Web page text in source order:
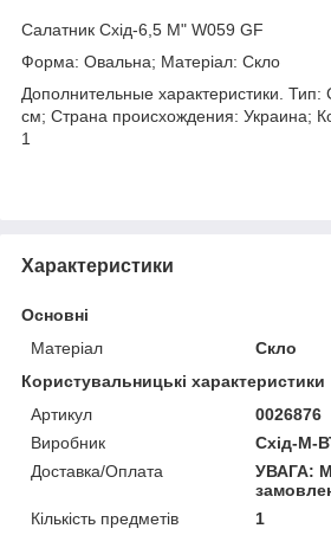
Салатник Схід-6,5 М" W059 GF
Форма: Овальна; Матеріал: Скло
Дополнительные характеристики.
см; Страна происхождения: Украина;
1
Характеристики
Основні
Матеріал
Скло
Користувальницькі характеристики
Артикул
0026876
Виробник
Схід-М-
Доставка/Оплата
УВАГА:
Кількість предметів
1